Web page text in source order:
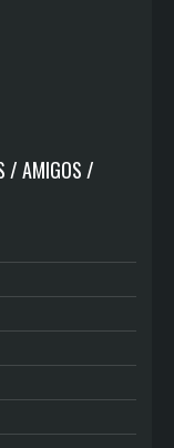
/ AMIGOS /